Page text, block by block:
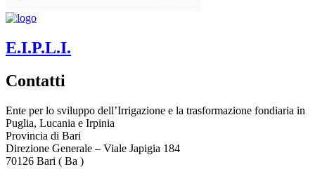
E.I.P.L.I.
Contatti
Ente per lo sviluppo dell’Irrigazione e la trasformazione fondiaria in
Puglia, Lucania e Irpinia
Provincia di Bari
Direzione Generale – Viale Japigia 184
70126 Bari ( Ba )